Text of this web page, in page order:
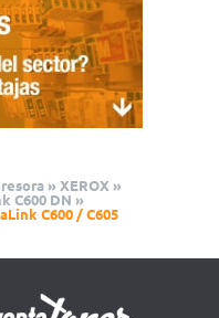
» XEROX »
C600 DN »
C600 / C605